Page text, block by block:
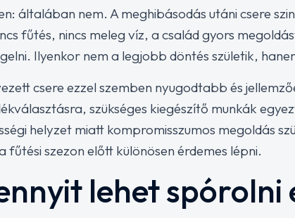
általában nem. A meghibásodás utáni csere
fűtés, nincs meleg víz, a család gyors
Ilyenkor nem a legjobb döntés születik,
csere ezzel szemben nyugodtabb és
szükséges kiegészítő munkák
helyzet miatt kompromisszumos megoldás
fűtési szezon előtt különösen érdemes lépni.
lehet spórolni